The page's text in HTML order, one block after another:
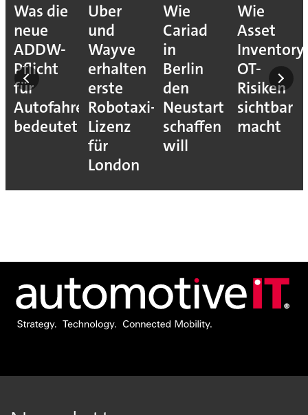
Was die
neue
ADDW-
Pflicht
für
Autofahrer
bedeutet
Uber
und
Wayve
erhalten
erste
Robotaxi-
Lizenz
für
London
Wie
Cariad
in
Berlin
den
Neustart
schaffen
will
Wie
Asset
Inventory
OT-
Risiken
sichtbar
macht